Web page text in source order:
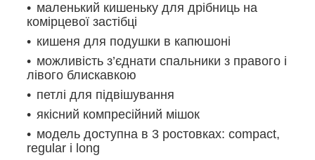
маленький кишеньку для дрібниць на
комірцевої застібці
кишеня для подушки в капюшоні
можливість з’єднати спальники з правого і
лівого блискавкою
петлі для підвішування
якісний компресійний мішок
модель доступна в 3 ростовках: compact,
regular і long